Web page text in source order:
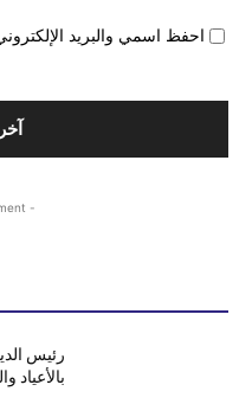
احفظ اسمي والبريد
- Advertisment -
رئيس
بالأعياد